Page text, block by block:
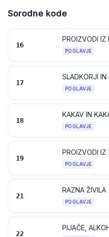
Sorodne kode
16
POGLAVJE
17
SLADKORJI IN
POGLAVJE
18
KAKAV IN
POGLAVJE
19
POGLAVJE
21
RAZNA ŽIVILA
POGLAVJE
22
PIJAČE,